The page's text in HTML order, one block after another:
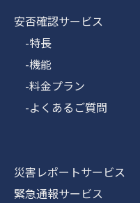
安否確認サービス
-特長
-機能
-料金プラン
-よくあるご質問
災害レポートサービス
緊急通報サービス